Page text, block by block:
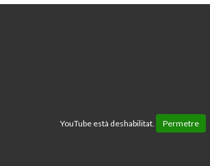
YouTube està deshabilitat. Permetre